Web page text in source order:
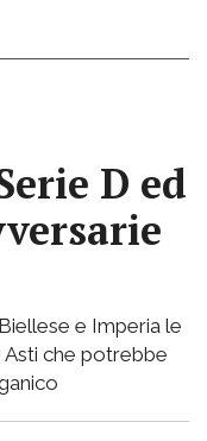
D ed
e Imperia le
Asti che potrebbe